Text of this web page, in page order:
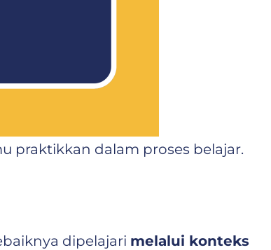
praktikkan dalam proses belajar.
dipelajari melalui konteks